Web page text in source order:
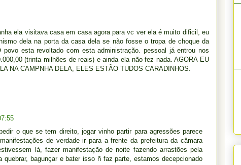
ela visitava casa em casa agora para vc ver ela é muito dificil, eu
dela na porta da casa dela se não fosse o tropa de choque da
esta revoltado com esta administração. pessoal já entrou nos
(trinta milhões de reais) e ainda ela não fez nada. AGORA EU
NA CAMPNHA DELA, ELES ESTÃO TUDOS CARADINHOS.
o que se tem direito, jogar vinho partir para agressões parece
de verdade ir para a frente da prefeitura da câmara
lá, fazer manifestação de noite fazendo arrastões pela
quebrar, bagunçar e bater isso ñ faz parte, estamos decepcionado